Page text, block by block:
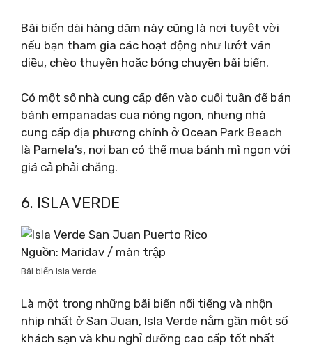
Bãi biển dài hàng dặm này cũng là nơi tuyệt vời
nếu bạn tham gia các hoạt động như lướt ván
diều, chèo thuyền hoặc bóng chuyền bãi biển.
Có một số nhà cung cấp đến vào cuối tuần để bán
bánh empanadas cua nóng ngon, nhưng nhà
cung cấp địa phương chính ở Ocean Park Beach
là Pamela’s, nơi bạn có thể mua bánh mì ngon với
giá cả phải chăng.
6. ISLA VERDE
Nguồn: Maridav / màn trập
Bãi biển Isla Verde
Là một trong những bãi biển nổi tiếng và nhộn
nhịp nhất ở San Juan, Isla Verde nằm gần một số
khách sạn và khu nghỉ dưỡng cao cấp tốt nhất